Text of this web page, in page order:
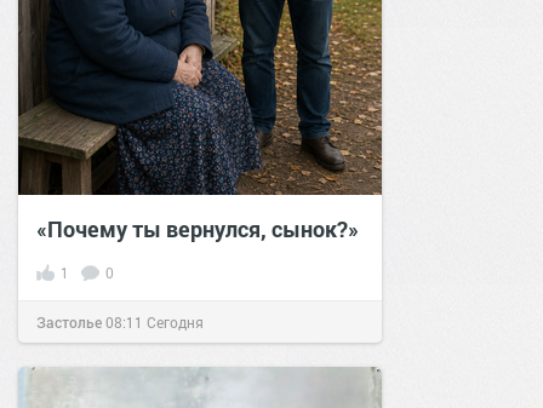
«Почему ты вернулся, сынок?»
1 0
Застолье08:11 Сегодня